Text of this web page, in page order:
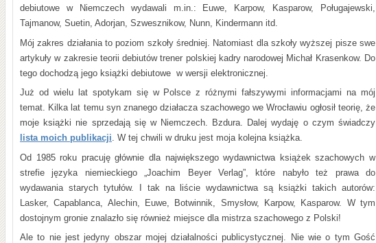
debiutowe w Niemczech wydawali m.in.: Euwe, Karpow, Kasparow, Poługajewski,
Tajmanow, Suetin, Adorjan, Szwesznikow, Nunn, Kindermann itd.
Mój zakres działania to poziom szkoły średniej. Natomiast dla szkoły wyższej pisze swe
artykuły w zakresie teorii debiutów trener polskiej kadry narodowej Michał Krasenkow. Do
tego dochodzą jego książki debiutowe w wersji elektronicznej.
Już od wielu lat spotykam się w Polsce z różnymi fałszywymi informacjami na mój
temat. Kilka lat temu syn znanego działacza szachowego we Wrocławiu ogłosił teorię, że
moje książki nie sprzedają się w Niemczech. Bzdura. Dalej wydaję o czym świadczy
lista moich publikacji. W tej chwili w druku jest moja kolejna książka.
Od 1985 roku pracuję głównie dla największego wydawnictwa książek szachowych w
strefie języka niemieckiego „Joachim Beyer Verlag”, które nabyło też prawa do
wydawania starych tytułów. I tak na liście wydawnictwa są książki takich autorów:
Lasker, Capablanca, Alechin, Euwe, Botwinnik, Smysłow, Karpow, Kasparow. W tym
dostojnym gronie znalazło się również miejsce dla mistrza szachowego z Polski!
Ale to nie jest jedyny obszar mojej działalności publicystycznej. Nie wie o tym Gość